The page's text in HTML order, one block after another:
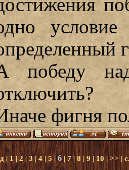
победу
фигня
|1|2|3|4 |5 | 6| 7| 8 | 9 | 10| >>|